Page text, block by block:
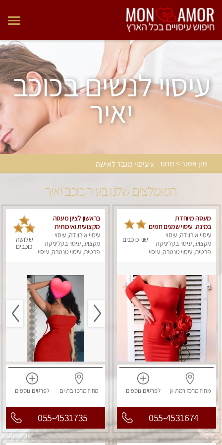
עיסוי לנשים בכוכב
יאיר
מון אמור > מחוז x עיסוי מגבר לאישה
המומלצים שלנו בעיר כוכב יאיר
מעסה מיוחדת
במינה. עיסוי שמנים חמים
עיסוי אירוודה, עיסוי
מקצועי, עיסוי בקליניקה
פרטית, עיסוי טנטרה, עיסוי
שני כוכבים
מחוז מרכז רמת-גן לפרטים נוספים
055-4531674
בראשון לציון מעסה
מקצועית ואיכותית
פרטי!!! ללא מין !!
עיסוי אירוודה, עיסוי
מקצועי, עיסוי בקליניקה
פרטית, עיסוי טנטרה, עיסוי
שלושה
כוכבים
מחוז מרכזבת ים לפרטים נוספים
055-4531735